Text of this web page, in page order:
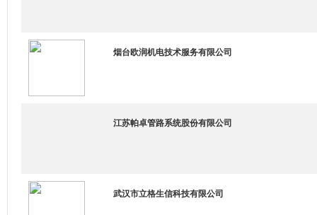
烟台欧润机电技术服务有限公司
江苏帕卓管路系统股份有限公司
武汉市立格生信科技有限公司